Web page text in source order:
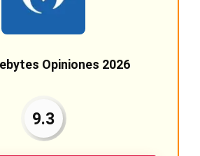
Opiniones 2026
9.3